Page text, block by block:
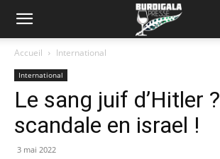
Accueil International
International
Le sang juif d’Hitler ?
scandale en israel !
3 mai 2022